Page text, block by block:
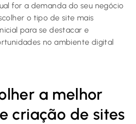
for a demanda do seu negócio
o tipo de site mais
para se destacar e
no ambiente digital
a melhor
criação de sites